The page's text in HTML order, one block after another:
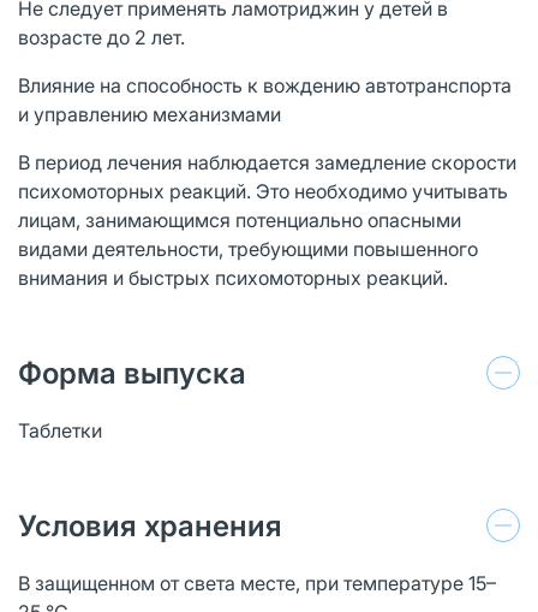
Не следует применять ламотриджин у детей в
возрасте до 2 лет.
Влияние на способность к вождению автотранспорта
и управлению механизмами
В период лечения наблюдается замедление скорости
психомоторных реакций. Это необходимо учитывать
лицам, занимающимся потенциально опасными
видами деятельности, требующими повышенного
внимания и быстрых психомоторных реакций.
Форма выпуска
Таблетки
Условия хранения
В защищенном от света месте, при температуре 15–